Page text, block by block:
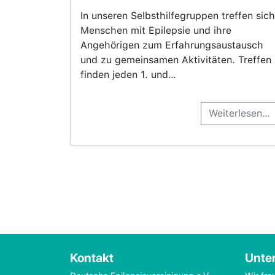
In unseren Selbsthilfegruppen treffen sich
Menschen mit Epilepsie und ihre
Angehörigen zum Erfahrungsaustausch
und zu gemeinsamen Aktivitäten. Treffen
finden jeden 1. und…
Weiterlesen…
Kontakt